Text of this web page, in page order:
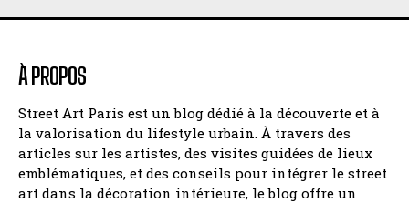
À PROPOS
Street Art Paris est un blog dédié à la découverte et à
la valorisation du lifestyle urbain. À travers des
articles sur les artistes, des visites guidées de lieux
emblématiques, et des conseils pour intégrer le street
art dans la décoration intérieure, le blog offre un